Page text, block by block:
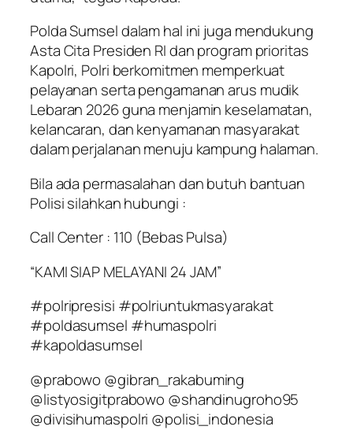
Polda Sumsel dalam hal ini juga mendukung
Asta Cita Presiden RI dan program prioritas
Kapolri, Polri berkomitmen memperkuat
pelayanan serta pengamanan arus mudik
Lebaran 2026 guna menjamin keselamatan,
kelancaran, dan kenyamanan masyarakat
dalam perjalanan menuju kampung halaman.
Bila ada permasalahan dan butuh bantuan
Polisi silahkan hubungi :
Call Center : 110 (Bebas Pulsa)
“KAMI SIAP MELAYANI 24 JAM”
#polripresisi #polriuntukmasyarakat
#poldasumsel #humaspolri
#kapoldasumsel
@prabowo @gibran_rakabuming
@listyosigitprabowo @shandinugroho95
@divisihumaspolri @polisi_indonesia